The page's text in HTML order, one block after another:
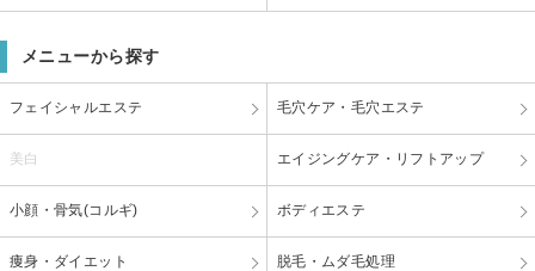
メニューから探す
フェイシャルエステ 毛穴ケア・毛穴エステ
美白 エイジングケア・リフトアップ
小顔・骨気(コルギ) ボディエステ
痩身・ダイエット 脱毛・ムダ毛処理